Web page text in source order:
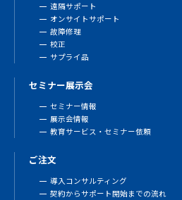
遠隔サポート
オンサイトサポート
故障修理
校正
サプライ品
セミナー展示会
セミナー情報
展示会情報
教育サービス・セミナー依頼
ご注文
導入コンサルティング
契約からサポート開始までの流れ